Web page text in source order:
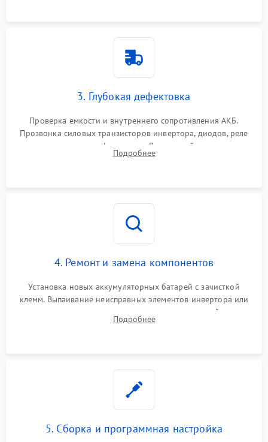
3. Глубокая дефектовка
Проверка емкости и внутреннего сопротивления АКБ.
Прозвонка силовых транзисторов инвертора, диодов, реле
переключения и трансформатора. Визуальный поиск вздутых
конденсаторов и прогаров на печатной плате.
Подробнее
4. Ремонт и замена компонентов
Установка новых аккумуляторных батарей с зачисткой
клемм. Выпаивание неисправных элементов инвертора или
цепи зарядки и монтаж новых радиодеталей.
Восстановление поврежденных токоведущих дорожек и
Подробнее
5. Сборка и программная настройка